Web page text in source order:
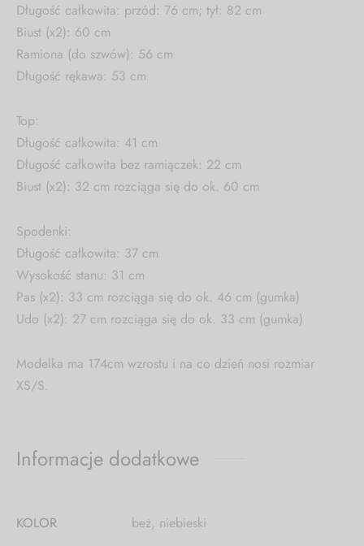
Długość całkowita: przód: 76 cm; tył: 82 cm
Biust (x2): 60 cm
Ramiona (do szwów): 56 cm
Długość rękawa: 53 cm
Top:
Długość całkowita: 41 cm
Długość całkowita bez ramiączek: 22 cm
Biust (x2): 32 cm rozciąga się do ok. 60 cm
Spodenki:
Długość całkowita: 37 cm
Wysokość stanu: 31 cm
Pas (x2): 33 cm rozciąga się do ok. 46 cm (gumka)
Udo (x2): 27 cm rozciąga się do ok. 33 cm (gumka)
Modelka ma 174cm wzrostu i na co dzień nosi rozmiar
XS/S.
Informacje dodatkowe
KOLOR
beż, niebieski